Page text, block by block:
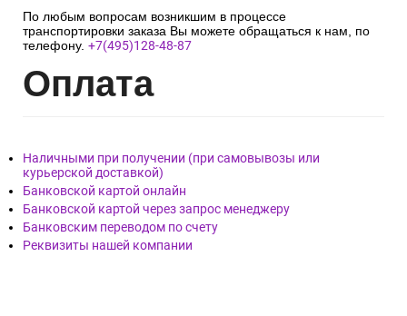
По любым вопросам возникшим в процессе
транспортировки заказа Вы можете обращаться к нам, по
телефону. +7(495)128-48-87
Оплата
Наличными при получении (при самовывозы или
курьерской доставкой)
Банковской картой онлайн
Банковской картой через запрос менеджеру
Банковским переводом по счету
Реквизиты нашей компании